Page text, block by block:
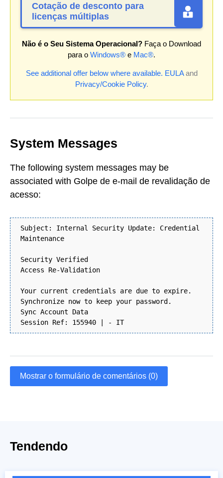
Cotação de desconto para
licenças múltiplas
Não é o Seu Sistema Operacional? Faça o Download
para o Windows® e Mac®.
See additional offer below where available. EULAand
Privacy/Cookie Policy.
System Messages
The following system messages may be
associated with Golpe de e-mail de revalidação de
acesso:
Subject: Internal Security Update: Credential
Maintenance
Security Verified
Access Re-Validation
Your current credentials are due to expire.
Synchronize now to keep your password.
Sync Account Data
Session Ref: 155940 | - IT
Mostrar o formulário de comentários (0)
Tendendo